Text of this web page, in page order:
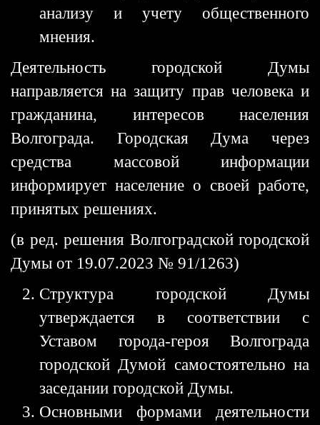
анализу и учету общественного
мнения.
Деятельность городской Думы
направляется на защиту прав человека и
гражданина, интересов населения
Волгограда. Городская Дума через
средства массовой информации
информирует население о своей работе,
принятых решениях.
(в ред. решения Волгоградской городской
Думы от 19.07.2023 № 91/1263)
Структура городской Думы
утверждается в соответствии с
Уставом города-героя Волгограда
городской Думой самостоятельно на
заседании городской Думы.
Основными формами деятельности